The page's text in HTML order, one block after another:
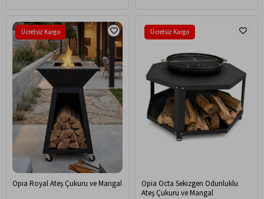
Opia Royal Ateş Çukuru ve Mangal
Ücretsiz Kargo
Opia Octa Sekizgen Odunluklu
Ateş Çukuru ve Mangal
Ücretsiz Kargo